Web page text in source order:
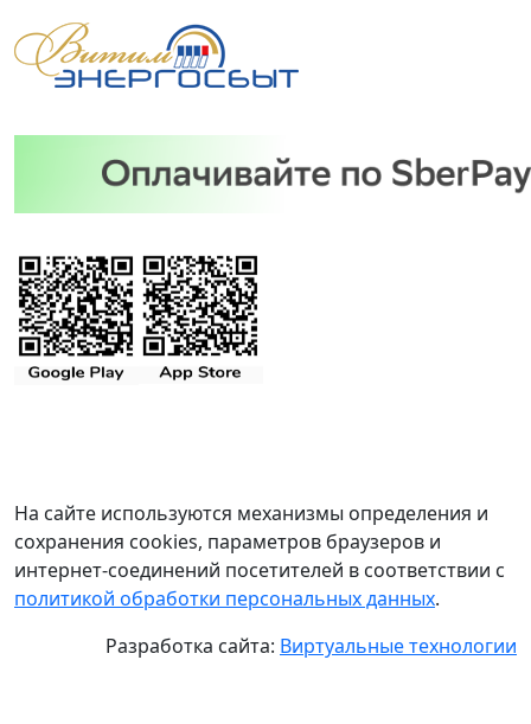
На сайте используются механизмы определения и
сохранения cookies, параметров браузеров и
интернет-соединений посетителей в соответствии с
политикой обработки персональных данных.
Разработка сайта: Виртуальные технологии